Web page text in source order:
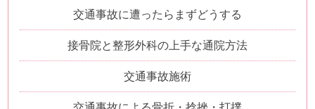
交通事故に遭ったらまずどうする
接骨院と整形外科の上手な通院方法
交通事故施術